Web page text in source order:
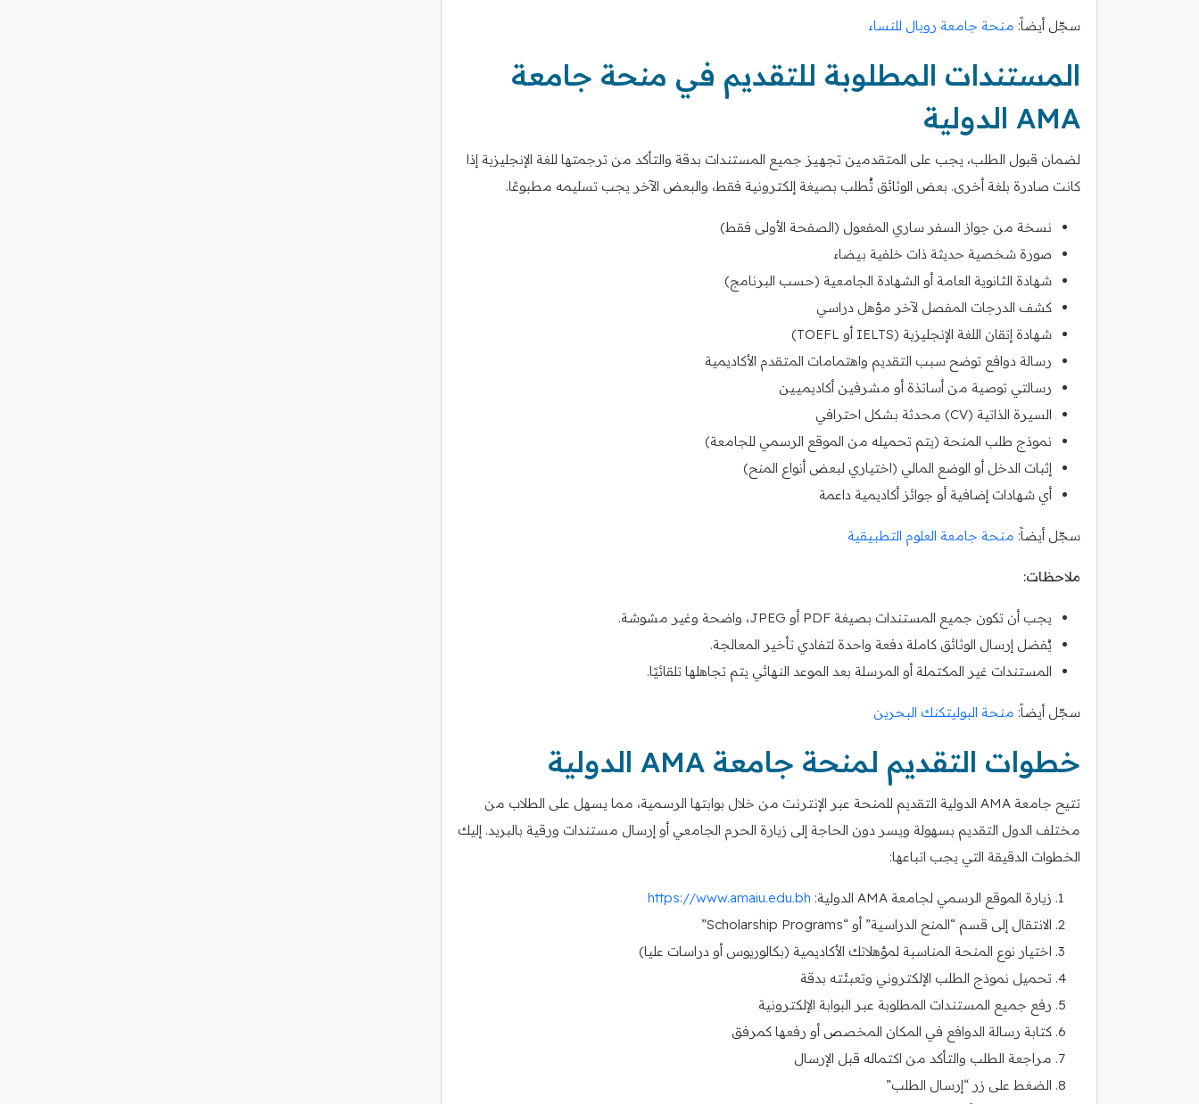
سجّل أيضاً: منحة جامعة رويال للنساء
المستندات المطلوبة للتقديم في منحة جامعة
AMA الدولية
لضمان قبول الطلب، يجب على المتقدمين تجهيز جميع المستندات بدقة والتأكد من ترجمتها للغة الإنجليزية إذا
كانت صادرة بلغة أخرى. بعض الوثائق تُطلب بصيغة إلكترونية فقط، والبعض الآخر يجب تسليمه مطبوعًا.
نسخة من جواز السفر ساري المفعول (الصفحة الأولى فقط)
صورة شخصية حديثة ذات خلفية بيضاء
شهادة الثانوية العامة أو الشهادة الجامعية (حسب البرنامج)
كشف الدرجات المفصل لآخر مؤهل دراسي
شهادة إتقان اللغة الإنجليزية (IELTS أو TOEFL)
رسالة دوافع توضح سبب التقديم واهتمامات المتقدم الأكاديمية
رسالتي توصية من أساتذة أو مشرفين أكاديميين
السيرة الذاتية (CV) محدثة بشكل احترافي
نموذج طلب المنحة (يتم تحميله من الموقع الرسمي للجامعة)
إثبات الدخل أو الوضع المالي (اختياري لبعض أنواع المنح)
أي شهادات إضافية أو جوائز أكاديمية داعمة
سجّل أيضاً: منحة جامعة العلوم التطبيقية
ملاحظات:
يجب أن تكون جميع المستندات بصيغة PDF أو JPEG، واضحة وغير مشوشة.
يُفضل إرسال الوثائق كاملة دفعة واحدة لتفادي تأخير المعالجة.
المستندات غير المكتملة أو المرسلة بعد الموعد النهائي يتم تجاهلها تلقائيًا.
سجّل أيضاً: منحة البوليتكنك البحرين
خطوات التقديم لمنحة جامعة AMA الدولية
تتيح جامعة AMA الدولية التقديم للمنحة عبر الإنترنت من خلال بوابتها الرسمية، مما يسهل على الطلاب من
مختلف الدول التقديم بسهولة ويسر دون الحاجة إلى زيارة الحرم الجامعي أو إرسال مستندات ورقية بالبريد. إليك
الخطوات الدقيقة التي يجب اتباعها:
زيارة الموقع الرسمي لجامعة AMA الدولية:
https://www.amaiu.edu.bh
الانتقال إلى قسم “المنح الدراسية” أو “Scholarship Programs”
اختيار نوع المنحة المناسبة لمؤهلاتك الأكاديمية (بكالوريوس أو دراسات عليا)
تحميل نموذج الطلب الإلكتروني وتعبئته بدقة
رفع جميع المستندات المطلوبة عبر البوابة الإلكترونية
كتابة رسالة الدوافع في المكان المخصص أو رفعها كمرفق
مراجعة الطلب والتأكد من اكتماله قبل الإرسال
الضغط على زر “إرسال الطلب”